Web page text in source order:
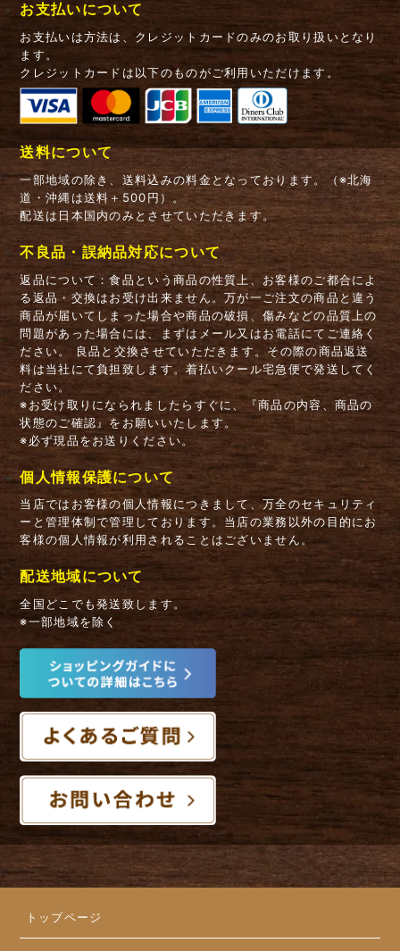
お支払いについて
お支払いは方法は、クレジットカードのみのお取り扱いとなり
ます。
クレジットカードは以下のものがご利用いただけます。
送料について
一部地域の除き、送料込みの料金となっております。（※北海
道・沖縄は送料＋500円）。
配送は日本国内のみとさせていただきます。
不良品・誤納品対応について
返品について：食品という商品の性質上、お客様のご都合によ
る返品・交換はお受け出来ません。万が一ご注文の商品と違う
商品が届いてしまった場合や商品の破損、傷みなどの品質上の
問題があった場合には、まずはメール又はお電話にてご連絡く
ださい。 良品と交換させていただきます。その際の商品返送
料は当社にて負担致します。着払いクール宅急便で発送してく
ださい。
※お受け取りになられましたらすぐに、『商品の内容、商品の
状態のご確認』をお願いいたします。
※必ず現品をお送りください。
個人情報保護について
当店ではお客様の個人情報につきまして、万全のセキュリティ
ーと管理体制で管理しております。当店の業務以外の目的にお
客様の個人情報が利用されることはございません。
配送地域について
全国どこでも発送致します。
※一部地域を除く
トップページ